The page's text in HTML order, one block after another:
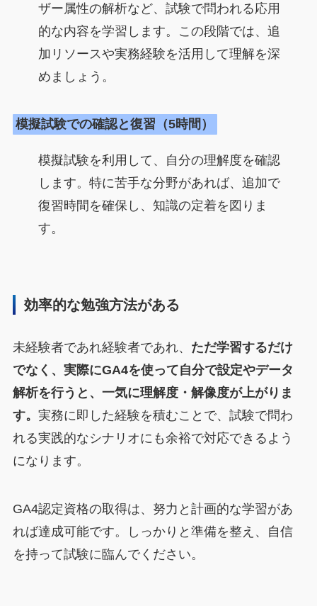
ザー属性の解析など、試験で問われる応用
的な内容を学習します。この段階では、追
加リソースや実務経験を活用して理解を深
めましょう。
模擬試験での確認と復習（5時間）
模擬試験を利用して、自分の理解度を確認
します。特に苦手な分野があれば、追加で
復習時間を確保し、知識の定着を図りま
す。
効率的な勉強方法がある
未経験者であれ経験者であれ、 ただ学習するだけ
でなく、実際にGA4を使って自分で設定やデータ
解析を行うと、一気に理解度・解像度が上がりま
す。 実務に即した経験を積むことで、試験で問わ
れる実践的なシナリオにも余裕で対応できるよう
になります。
GA4認定資格の取得は、努力と計画的な学習があ
れば達成可能です。しっかりと準備を整え、自信
を持って試験に臨んでください。